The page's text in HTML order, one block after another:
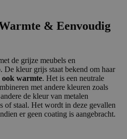
& Eenvoudig
de grijze meubels en
De kleur grijs staat bekend om haar
warmte. Het is een neutrale
met andere kleuren zoals
de kleur van metalen
of staal. Het wordt in deze gevallen
er geen coating is aangebracht.